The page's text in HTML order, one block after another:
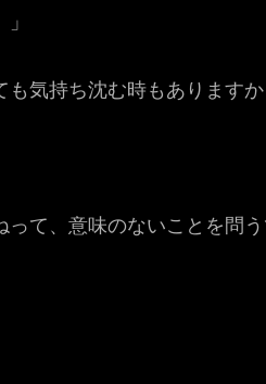
気持ち沈む時もありますか
て、意味のないことを問